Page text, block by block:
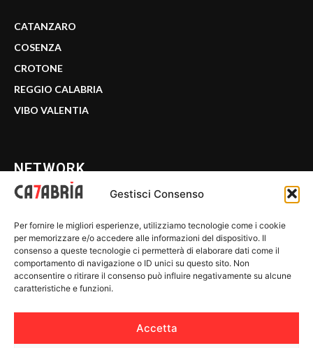
Gestisci Consenso
Per fornire le migliori esperienze, utilizziamo tecnologie come i cookie
per memorizzare e/o accedere alle informazioni del dispositivo. Il
consenso a queste tecnologie ci permetterà di elaborare dati come il
comportamento di navigazione o ID unici su questo sito. Non
acconsentire o ritirare il consenso può influire negativamente su alcune
caratteristiche e funzioni.
Accetta
CATANZARO
COSENZA
CROTONE
REGGIO CALABRIA
VIBO VALENTIA
NETWORK
WE CALABRIA
C7 PLAY
MIX ZONE